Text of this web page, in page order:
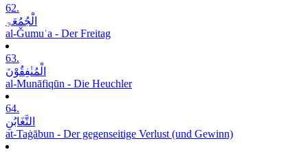
62.
الْجُمُعَۃِ
al-Ǧumuʿa - Der Freitag
63.
الْمُنٰفِقُوْنَ
al-Munāfiqūn - Die Heuchler
64.
التَّغَابُنِ
at-Taġābun - Der gegenseitige Verlust (und Gewinn)